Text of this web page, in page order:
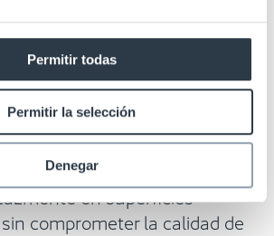
Permitir todas
Permitir la selección
Denegar
dificultan la adherencia de
Sin embargo, avances
han permitido superar
específicas para metales:
están diseñadas para
en superficies
comprometer la calidad de